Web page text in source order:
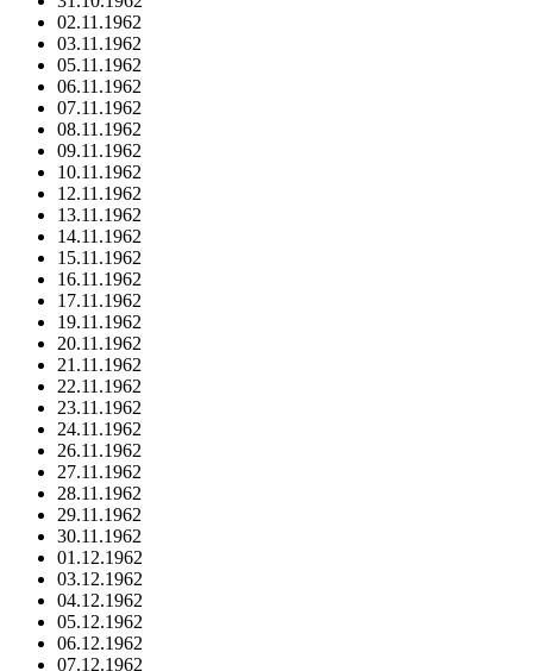
02.11.1962
03.11.1962
05.11.1962
06.11.1962
07.11.1962
08.11.1962
09.11.1962
10.11.1962
12.11.1962
13.11.1962
14.11.1962
15.11.1962
16.11.1962
17.11.1962
19.11.1962
20.11.1962
21.11.1962
22.11.1962
23.11.1962
24.11.1962
26.11.1962
27.11.1962
28.11.1962
29.11.1962
30.11.1962
01.12.1962
03.12.1962
04.12.1962
05.12.1962
06.12.1962
07.12.1962